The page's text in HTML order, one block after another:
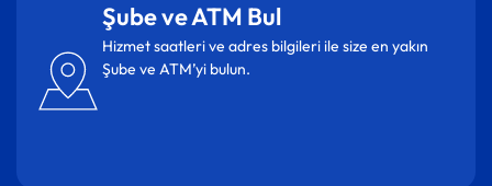
Şube ve ATM Bul
Hizmet saatleri ve adres bilgileri ile size en yakın
Şube ve ATM’yi bulun.